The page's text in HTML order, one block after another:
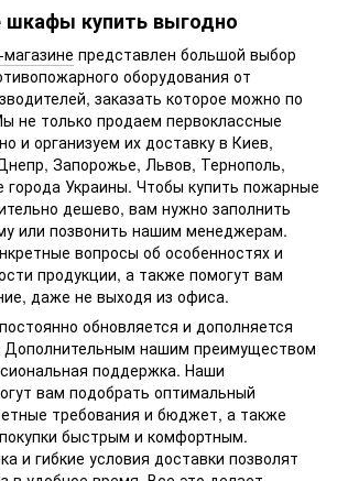
купить выгодно
представлен большой выбор
оборудования от
заказать которое можно по
не только продаем первоклассные
и организуем их доставку в Киев,
Запорожье, Львов, Тернополь,
города Украины. Чтобы купить пожарные
дешево, вам нужно заполнить
или позвонить нашим менеджерам.
вопросы об особенностях и
продукции, а также помогут вам
даже не выходя из офиса.
обновляется и дополняется
нашим преимуществом
поддержка. Наши
вам подобрать оптимальный
требования и бюджет, а также
быстрым и комфортным.
и гибкие условия доставки позволят